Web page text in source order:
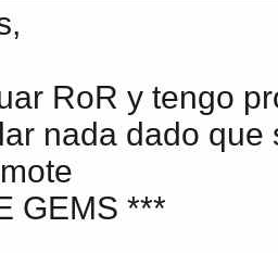
RoR y tengo
nada dado
GEMS ***